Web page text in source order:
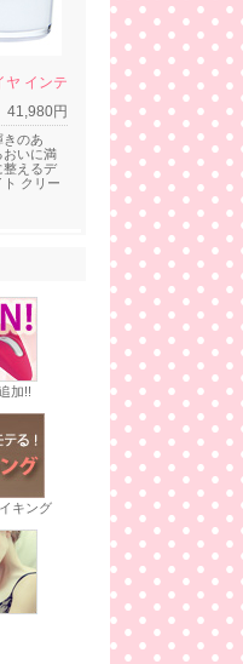
ヤ インテ
41,980円
きのあ
おいに満
整えるデ
ト クリー
加!!
キング